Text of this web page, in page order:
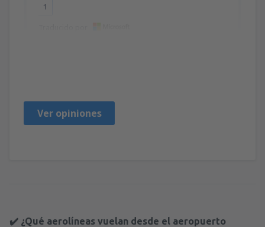
1
Ver opiniones
✔️ ¿Qué aerolíneas vuelan desde el aeropuerto